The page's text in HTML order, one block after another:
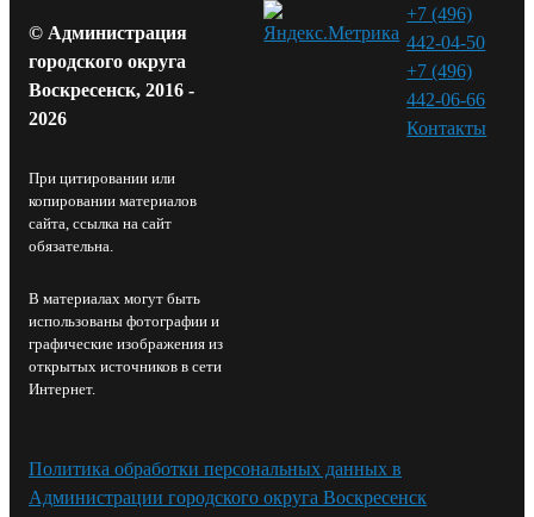
© Администрация
городского округа
Воскресенск, 2016 -
2026
При цитировании или
копировании материалов
сайта, ссылка на сайт
обязательна.
В материалах могут быть
использованы фотографии и
графические изображения из
открытых источников в сети
Интернет.
+7 (496)
442-04-50
+7 (496)
442-06-66
Контакты⁠
Политика обработки персональных данных в
Администрации городского округа Воскресенск